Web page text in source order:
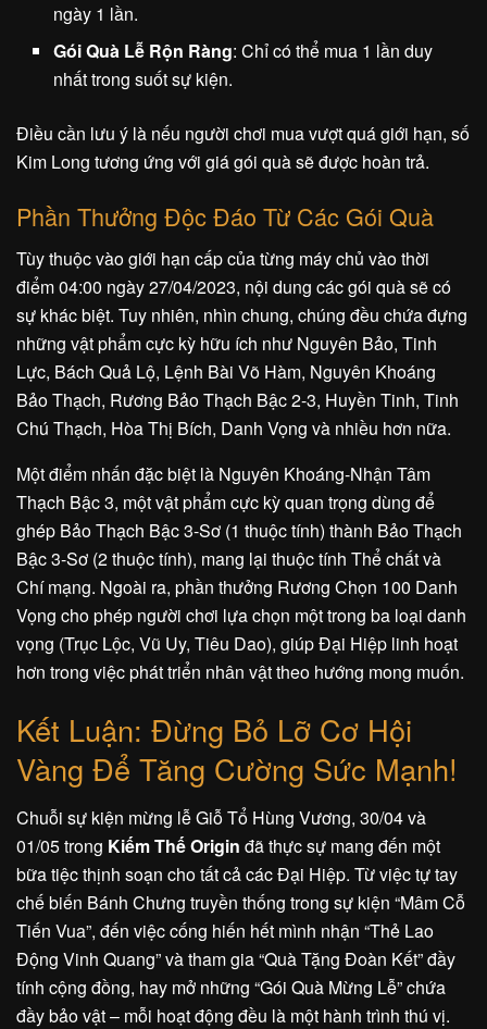
ngày 1 lần.
Gói Quà Lễ Rộn Ràng: Chỉ có thể mua 1 lần duy
nhất trong suốt sự kiện.
Điều cần lưu ý là nếu người chơi mua vượt quá giới hạn, số
Kim Long tương ứng với giá gói quà sẽ được hoàn trả.
Phần Thưởng Độc Đáo Từ Các Gói Quà
Tùy thuộc vào giới hạn cấp của từng máy chủ vào thời
điểm 04:00 ngày 27/04/2023, nội dung các gói quà sẽ có
sự khác biệt. Tuy nhiên, nhìn chung, chúng đều chứa đựng
những vật phẩm cực kỳ hữu ích như Nguyên Bảo, Tinh
Lực, Bách Quả Lộ, Lệnh Bài Võ Hàm, Nguyên Khoáng
Bảo Thạch, Rương Bảo Thạch Bậc 2-3, Huyền Tinh, Tinh
Chú Thạch, Hòa Thị Bích, Danh Vọng và nhiều hơn nữa.
Một điểm nhấn đặc biệt là Nguyên Khoáng-Nhận Tâm
Thạch Bậc 3, một vật phẩm cực kỳ quan trọng dùng để
ghép Bảo Thạch Bậc 3-Sơ (1 thuộc tính) thành Bảo Thạch
Bậc 3-Sơ (2 thuộc tính), mang lại thuộc tính Thể chất và
Chí mạng. Ngoài ra, phần thưởng Rương Chọn 100 Danh
Vọng cho phép người chơi lựa chọn một trong ba loại danh
vọng (Trục Lộc, Vũ Uy, Tiêu Dao), giúp Đại Hiệp linh hoạt
hơn trong việc phát triển nhân vật theo hướng mong muốn.
Kết Luận: Đừng Bỏ Lỡ Cơ Hội
Vàng Để Tăng Cường Sức Mạnh!
Chuỗi sự kiện mừng lễ Giỗ Tổ Hùng Vương, 30/04 và
01/05 trong Kiếm Thế Origin đã thực sự mang đến một
bữa tiệc thịnh soạn cho tất cả các Đại Hiệp. Từ việc tự tay
chế biến Bánh Chưng truyền thống trong sự kiện “Mâm Cỗ
Tiến Vua”, đến việc cống hiến hết mình nhận “Thẻ Lao
Động Vinh Quang” và tham gia “Quà Tặng Đoàn Kết” đầy
tính cộng đồng, hay mở những “Gói Quà Mừng Lễ” chứa
đầy bảo vật – mỗi hoạt động đều là một hành trình thú vị.